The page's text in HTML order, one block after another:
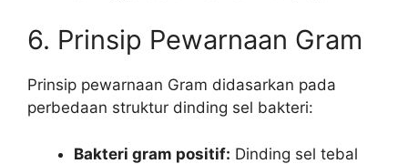
6. Prinsip Pewarnaan Gram
Prinsip pewarnaan Gram didasarkan pada
perbedaan struktur dinding sel bakteri:
Bakteri gram positif: Dinding sel tebal